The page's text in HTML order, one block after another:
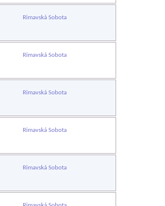
Rimavská Sobota
Rimavská Sobota
Rimavská Sobota
Rimavská Sobota
Rimavská Sobota